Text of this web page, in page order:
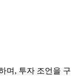
며, 투자 조언을 구